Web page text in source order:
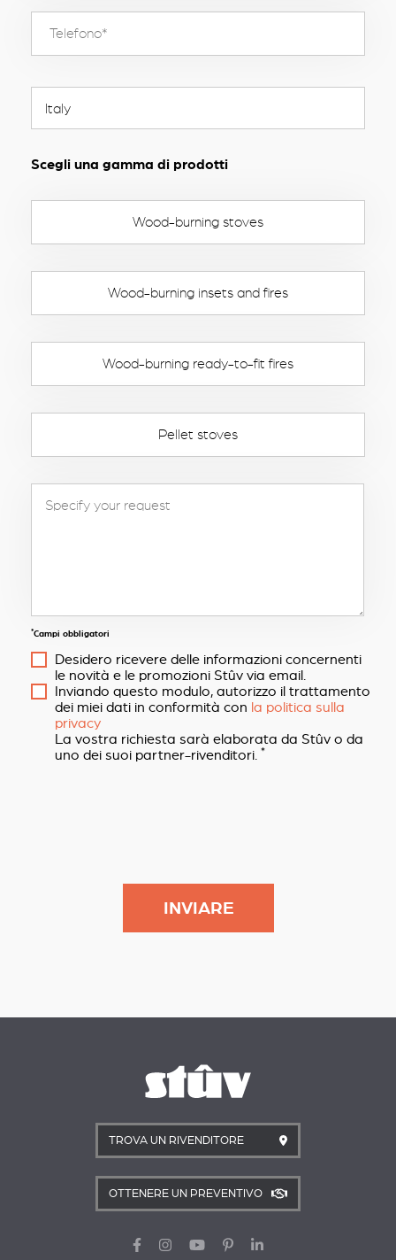
Scegli una gamma di prodotti
Wood-burning stoves
Wood-burning insets and fires
Wood-burning ready-to-fit fires
Pellet stoves
*Campi obbligatori
Desidero ricevere delle informazioni concernenti
le novità e le promozioni Stûv via email.
Inviando questo modulo, autorizzo il trattamento
dei miei dati in conformità con la politica sulla
privacy
La vostra richiesta sarà elaborata da Stûv o da
uno dei suoi partner-rivenditori. *
TROVA UN RIVENDITORE
OTTENERE UN PREVENTIVO